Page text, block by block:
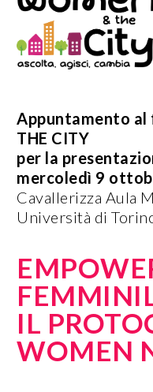
Appuntamento al
THE CITY
per la
mercoledì 9
Cavallerizza Aula
Università di
IL
WOMEN